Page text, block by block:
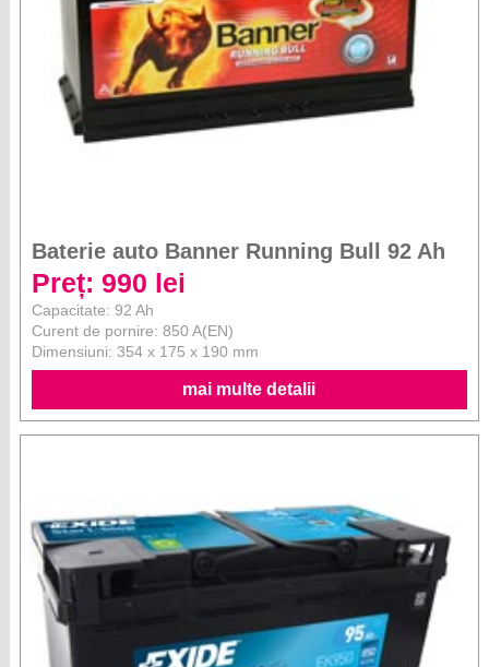
Baterie auto Banner Running Bull 92 Ah
Preț: 990 lei
Capacitate: 92 Ah
Curent de pornire: 850 A(EN)
Dimensiuni: 354 x 175 x 190 mm
mai multe detalii